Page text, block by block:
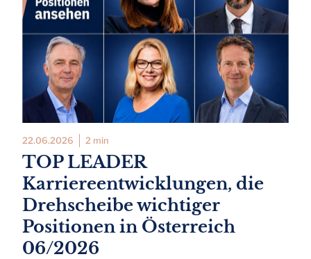
22.06.2026 2 min
TOP LEADER
Karriereentwicklungen, die
Drehscheibe wichtiger
Positionen in Österreich
06/2026